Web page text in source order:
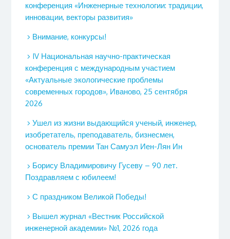
конференция «Инженерные технологии: традиции,
инновации, векторы развития»
Внимание, конкурсы!
IV Национальная научно-практическая
конференция с международным участием
«Актуальные экологические проблемы
современных городов», Иваново, 25 сентября
2026
Ушел из жизни выдающийся ученый, инженер,
изобретатель, преподаватель, бизнесмен,
основатель премии Тан Самуэл Иен-Лян Ин
Борису Владимировичу Гусеву – 90 лет.
Поздравляем с юбилеем!
С праздником Великой Победы!
Вышел журнал «Вестник Российской
инженерной академии» №1, 2026 года